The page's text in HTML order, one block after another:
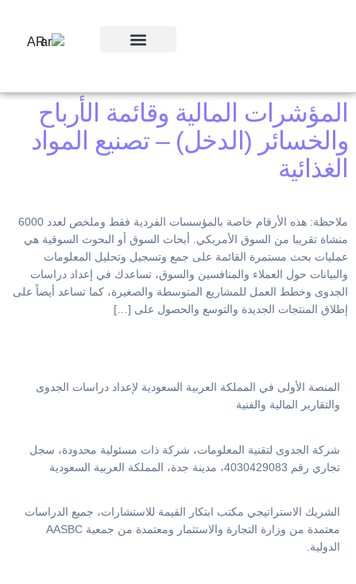
AR
المؤشرات المالية وقائمة الأرباح
والخسائر (الدخل) – تصنيع المواد
الغذائية
ملاحظة: هذه الأرقام خاصة بالمؤسسات الفردية فقط وملخص لعدد 6000
منشاة تقريبا من السوق الأمريكي. أبحاث السوق أو البحوث السوقية هي
عمليات بحث مستمرة القائمة على جمع وتسجيل وتحليل المعلومات
والبيانات حول العملاء والمنافسين والسوق، تساعدك في إعداد دراسات
الجدوى وخطط العمل للمشاريع المتوسطة والصغيرة، كما تساعد أيضاً على
إطلاق المنتجات الجديدة والتوسع والحصول على […]
المنصة الأولى في المملكة العربية السعودية لإعداد دراسات الجدوى
والتقارير المالية والفنية
شركة الجدوى لتقنية المعلومات، شركة ذات مسئولية محدودة، سجل
تجاري رقم 4030429083، مدينة جدة، المملكة العربية السعودية
الشريك الاستراتيجي مكتب ابتكار القيمة للاستشارات، جميع الدراسات
معتمدة من وزارة التجارة والاستثمار ومعتمدة من جمعية AASBC
الدولية.